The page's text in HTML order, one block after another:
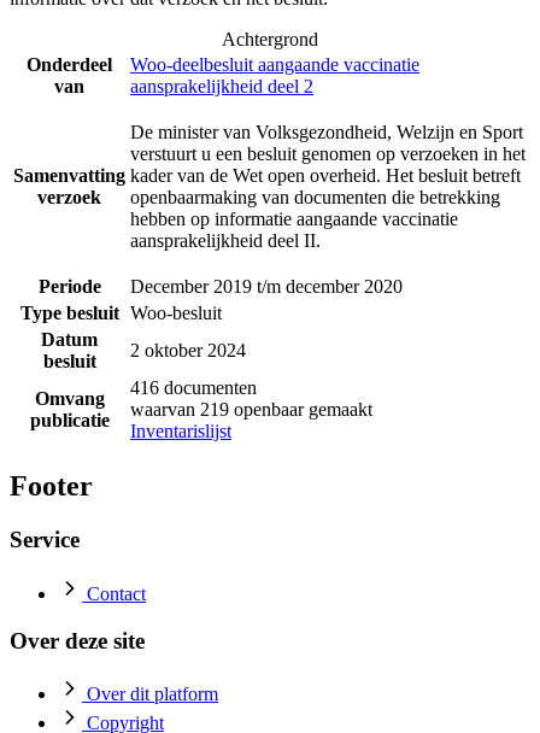
Achtergrond
Onderdeel
van
Woo-deelbesluit aangaande vaccinatie
aansprakelijkheid deel 2
Samenvatting
verzoek
De minister van Volksgezondheid, Welzijn en Sport
verstuurt u een besluit genomen op verzoeken in het
kader van de Wet open overheid. Het besluit betreft
openbaarmaking van documenten die betrekking
hebben op informatie aangaande vaccinatie
aansprakelijkheid deel II.
Periode
December 2019 t/m december 2020
Type besluit Woo-besluit
Datum
besluit
2 oktober 2024
Omvang
publicatie
416 documenten
waarvan 219 openbaar gemaakt
Inventarislijst
Footer
Service
Contact
Over deze site
Over dit platform
Copyright